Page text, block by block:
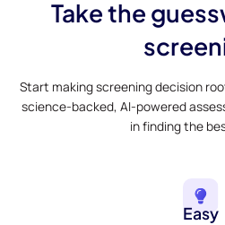
Take the
Start making screening decision
science-backed, AI-powered
in finding the
Easy